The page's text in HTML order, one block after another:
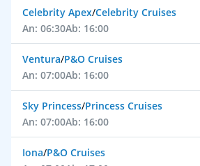
Celebrity Apex/Celebrity Cruises
An: 06:30Ab: 16:00
Ventura/P&O Cruises
An: 07:00Ab: 16:00
Sky Princess/Princess Cruises
An: 07:00Ab: 16:00
Iona/P&O Cruises